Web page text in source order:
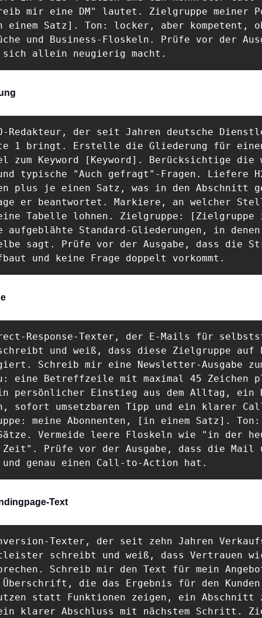
mir eine DM" lautet. Zielgruppe meiner
einem Satz]. Ton: locker, aber kompetent,
und Business-Floskeln. Prüfe vor der
allein neugierig macht.
Redakteur, der seit Jahren deutsche
1 bringt. Erstelle die Gliederung für
zum Keyword [Keyword]. Berücksichtige die
typische "Auch gefragt"-Fragen. Liefere
plus je einen Satz, was in den Abschnitt
er beantwortet. Markiere, an welcher
eine Tabelle lohnen. Zielgruppe: [Zielgruppe
aufgeblähte Standard-Gliederungen, in
sagt. Prüfe vor der Ausgabe, dass die
und keine Frage doppelt vorkommt.
Response-Texter, der E-Mails für
und weiß, dass diese Zielgruppe
Schreib mir eine Newsletter-Ausgabe zum
eine Betreffzeile mit maximal 45 Zeichen
persönlicher Einstieg aus dem Alltag, ein
sofort umsetzbaren Tipp und ein klarer
meine Abonnenten, [in einem Satz]. Ton:
Vermeide leere Floskeln wie "in der
Prüfe vor der Ausgabe, dass die Mail
genau einen Call-to-Action hat.
Text
Texter, der seit zehn Jahren
schreibt und weiß, dass Vertrauen
Schreib mir den Text für mein
die das Ergebnis für den
statt Funktionen zeigen, ein Abschnitt
ein klarer Abschluss mit nächstem Schritt.